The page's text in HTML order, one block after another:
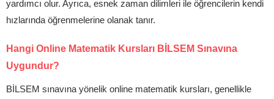
yardımcı olur. Ayrıca, esnek zaman dilimleri ile öğrencilerin kendi
hızlarında öğrenmelerine olanak tanır.
Hangi Online Matematik Kursları BİLSEM Sınavına
Uygundur?
BİLSEM sınavına yönelik online matematik kursları, genellikle